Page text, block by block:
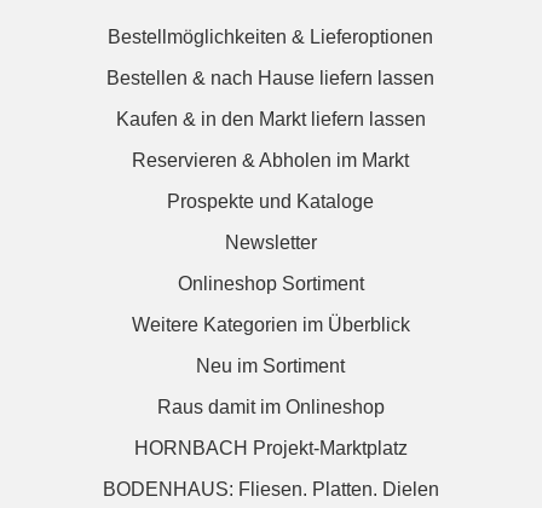
Bestellmöglichkeiten & Lieferoptionen
Bestellen & nach Hause liefern lassen
Kaufen & in den Markt liefern lassen
Reservieren & Abholen im Markt
Prospekte und Kataloge
Newsletter
Onlineshop Sortiment
Weitere Kategorien im Überblick
Neu im Sortiment
Raus damit im Onlineshop
HORNBACH Projekt-Marktplatz
BODENHAUS: Fliesen. Platten. Dielen